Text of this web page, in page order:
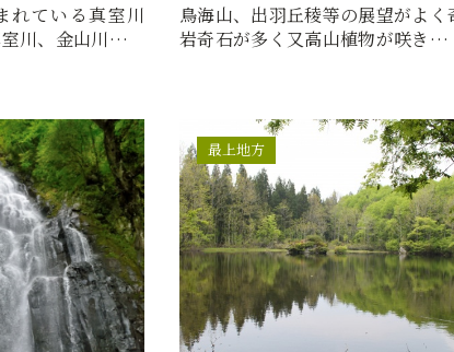
れている真室川
川、金山川、鮭
鳥海山、出羽丘稜等の展望がよく
岩奇石が多く又高山植物が咲き乱れ
最上地方